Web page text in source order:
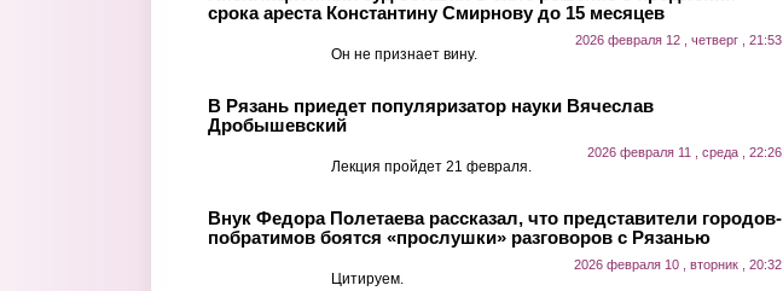
срока ареста Константину Смирнову до 15 месяцев
2026 февраля 12 , четверг , 21:53
Он не признает вину.
В Рязань приедет популяризатор науки Вячеслав
Дробышевский
2026 февраля 11 , среда , 22:26
Лекция пройдет 21 февраля.
Внук Федора Полетаева рассказал, что представители городов-
побратимов боятся «прослушки» разговоров с Рязанью
2026 февраля 10 , вторник , 20:32
Цитируем.